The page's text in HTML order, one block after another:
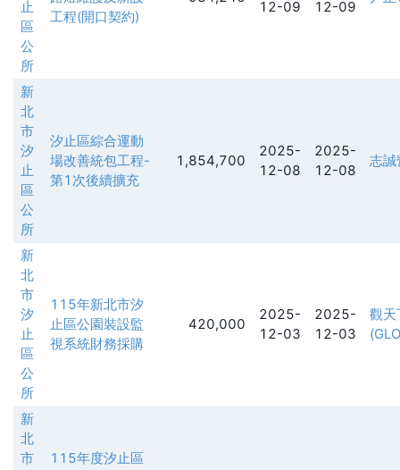
止
區
公
所
工程(開口契約)
12-09
12-09
新
北
市
汐
止
區
公
所
汐止區綜合運動
場改善統包工程-
第1次後續擴充
1,854,700
2025-
12-08
2025-
12-08
志誠
新
北
市
汐
止
區
公
所
115年新北市汐
止區公園裝設監
視系統財務採購
420,000
2025-
12-03
2025-
12-03
觀天
新
北
市
115年度汐止區